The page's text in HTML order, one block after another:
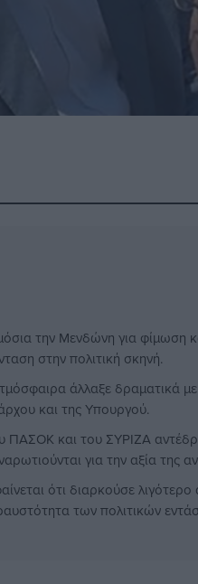
την Μενδώνη για φίμωση
στην πολιτική σκηνή.
άλλαξε δραματικά
και της Υπουργού.
ΠΑΣΟΚ και του ΣΥΡΙΖΑ
για την αξία της
ότι διαρκούσε λιγότερο
των πολιτικών